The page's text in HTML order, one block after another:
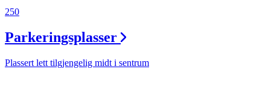
Åpningstider
250
Parkeringsplasser
Plassert lett tilgjengelig midt i sentrum